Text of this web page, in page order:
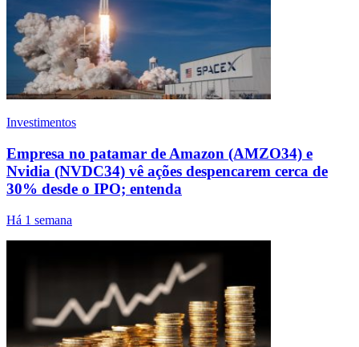
Investimentos
Empresa no patamar de Amazon (AMZO34) e
Nvidia (NVDC34) vê ações despencarem cerca de
30% desde o IPO; entenda
Há 1 semana